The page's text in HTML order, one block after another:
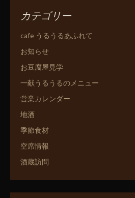
カテゴリー
cafe うるうるあふれて
お知らせ
お豆腐屋見学
一献うるうるのメニュー
営業カレンダー
地酒
季節食材
空席情報
酒蔵訪問